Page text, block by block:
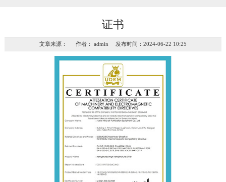
证书
文章来源： 作者： admin 发布时间：2024-06-22 10:25